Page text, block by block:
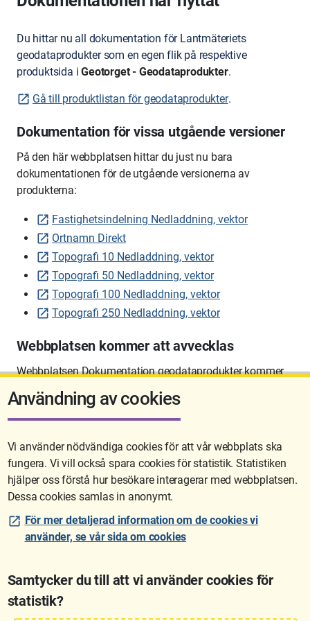
Du hittar nu all dokumentation för Lantmäteriets
geodataprodukter som en egen flik på respektive
produktsida i Geotorget - Geodataprodukter.
Gå till produktlistan för geodataprodukter.
Dokumentation för vissa utgående versioner
På den här webbplatsen hittar du just nu bara
dokumentationen för de utgående versionerna av
produkterna:
Fastighetsindelning Nedladdning, vektor
Ortnamn Direkt
Topografi 10 Nedladdning, vektor
Topografi 50 Nedladdning, vektor
Topografi 100 Nedladdning, vektor
Topografi 250 Nedladdning, vektor
Webbplatsen kommer att avvecklas
Webbplatsen Dokumentation geodataprodukter kommer
att avvecklas på sikt.
Sidan uppdaterades senast: 2026-06-10 12:58
Användning av cookies
Vi använder nödvändiga cookies för att vår webbplats ska
fungera. Vi vill också spara cookies för statistik. Statistiken
hjälper oss förstå hur besökare interagerar med webbplatsen.
Dessa cookies samlas in anonymt.
För mer detaljerad information om de cookies vi
använder, se vår sida om cookies
Samtycker du till att vi använder cookies för
statistik?
Lantmäteriet är den myndighet som kartlägger Sverige. Till våra